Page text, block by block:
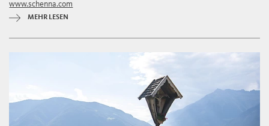
www.schenna.com
MEHR LESEN